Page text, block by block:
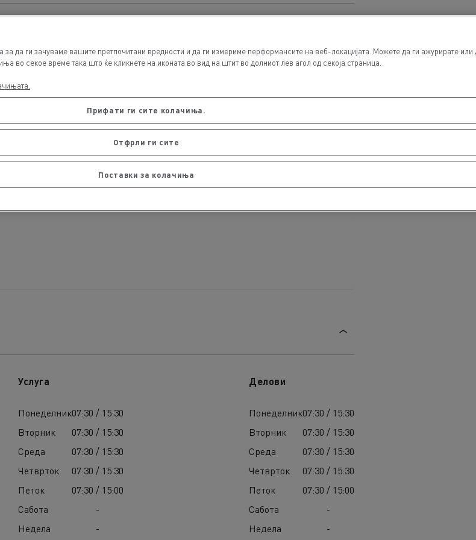
Услуга
Понеделник07:30 / 15:30
Вторник
07:30 / 15:30
Среда
07:30 / 15:30
Четврток
07:30 / 15:30
Петок
07:30 / 15:00
Сабота
-
Недела
-
Делови
Понеделник07:30 / 15:30
Вторник
07:30 / 15:30
Среда
07:30 / 15:30
Четврток
07:30 / 15:30
Петок
07:30 / 15:00
Сабота
-
Недела
-
да ги зачуваме вашите претпочитани вредности и да ги измериме перформансите на веб-локацијата. Можете да ги ажурирате или
во секое време така што ќе кликнете на иконата во вид на штит во долниот лев агол од секоја страница.
Прифати ги сите колачиња.
Отфрли ги сите
Поставки за колачиња